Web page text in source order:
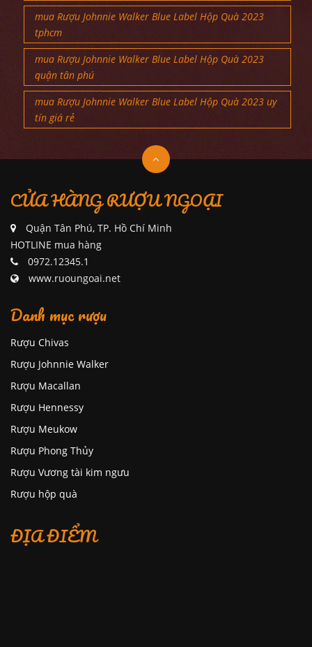
mua Rượu Johnnie Walker Blue Label Hộp Quà 2023
tphcm
mua Rượu Johnnie Walker Blue Label Hộp Quà 2023
quận tân phú
mua Rượu Johnnie Walker Blue Label Hộp Quà 2023 uy
tín giá rẻ
CỬA HÀNG RƯỢU NGOẠI
Quận Tân Phú, TP. Hồ Chí Minh
HOTLINE mua hàng
0972.12345.1
www.ruoungoai.net
Danh mục rượu
Rượu Chivas
Rượu Johnnie Walker
Rượu Macallan
Rượu Hennessy
Rượu Meukow
Rượu Phong Thủy
Rượu Vương tài kim ngưu
Rượu hộp quà
ĐỊA ĐIỂM